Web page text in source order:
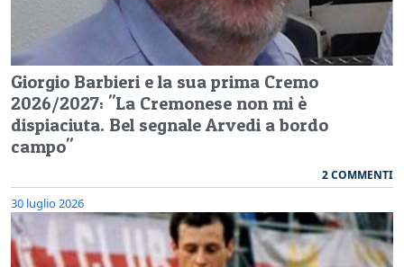
Giorgio Barbieri e la sua prima Cremo
2026/2027: "La Cremonese non mi è
dispiaciuta. Bel segnale Arvedi a bordo
campo"
2 COMMENTI
30 luglio 2026